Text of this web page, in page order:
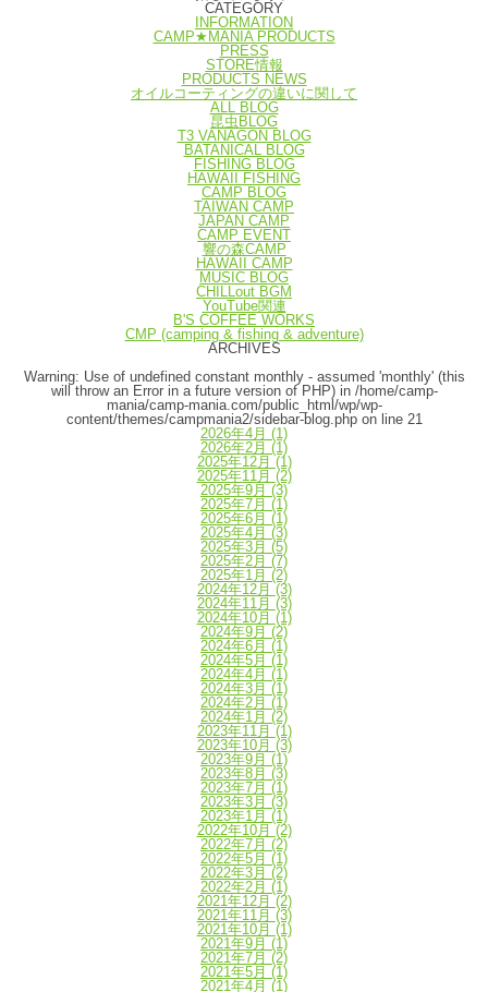
CATEGORY
INFORMATION
CAMP★MANIA PRODUCTS
PRESS
STORE情報
PRODUCTS NEWS
オイルコーティングの違いに関して
ALL BLOG
昆虫BLOG
T3 VANAGON BLOG
BATANICAL BLOG
FISHING BLOG
HAWAII FISHING
CAMP BLOG
TAIWAN CAMP
JAPAN CAMP
CAMP EVENT
響の森CAMP
HAWAII CAMP
MUSIC BLOG
CHILLout BGM
YouTube関連
B'S COFFEE WORKS
CMP (camping & fishing & adventure)
ARCHIVES
Warning: Use of undefined constant monthly - assumed 'monthly' (this
will throw an Error in a future version of PHP) in /home/camp-
mania/camp-mania.com/public_html/wp/wp-
content/themes/campmania2/sidebar-blog.phpon line 21
2026年4月 (1)
2026年2月 (1)
2025年12月 (1)
2025年11月 (2)
2025年9月 (3)
2025年7月 (1)
2025年6月 (1)
2025年4月 (3)
2025年3月 (5)
2025年2月 (7)
2025年1月 (2)
2024年12月 (3)
2024年11月 (3)
2024年10月 (1)
2024年9月 (2)
2024年6月 (1)
2024年5月 (1)
2024年4月 (1)
2024年3月 (1)
2024年2月 (1)
2024年1月 (2)
2023年11月 (1)
2023年10月 (3)
2023年9月 (1)
2023年8月 (3)
2023年7月 (1)
2023年3月 (3)
2023年1月 (1)
2022年10月 (2)
2022年7月 (2)
2022年5月 (1)
2022年3月 (2)
2022年2月 (1)
2021年12月 (2)
2021年11月 (3)
2021年10月 (1)
2021年9月 (1)
2021年7月 (2)
2021年5月 (1)
2021年4月 (1)